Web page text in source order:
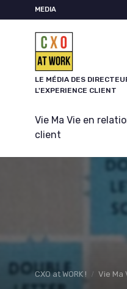
MEDIA
LE MÉDIA DES
L'EXPERIENCE CLIENT
Vie Ma Vie en
client
CXO at WORK ! Vie Ma
Panneau de gestion des